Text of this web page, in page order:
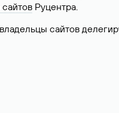
Руцентра.
сайтов